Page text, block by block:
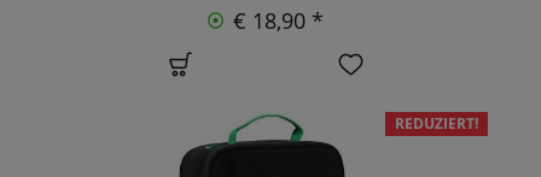
€ 18,90 *
REDUZIERT!